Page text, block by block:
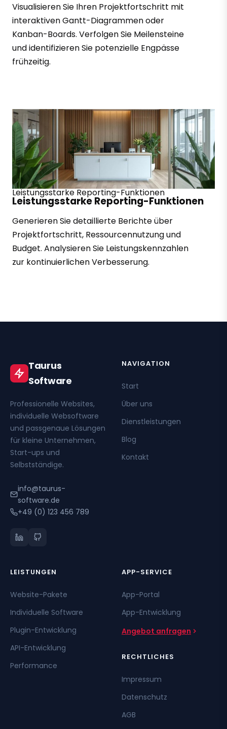
Visualisieren Sie Ihren Projektfortschritt mit
interaktiven Gantt-Diagrammen oder
Kanban-Boards. Verfolgen Sie Meilensteine
und identifizieren Sie potenzielle Engpässe
frühzeitig.
Leistungsstarke Reporting-Funktionen
Leistungsstarke Reporting-Funktionen
Generieren Sie detaillierte Berichte über
Projektfortschritt, Ressourcennutzung und
Budget. Analysieren Sie Leistungskennzahlen
zur kontinuierlichen Verbesserung.
Taurus
Software
Professionelle Websites,
individuelle Websoftware
und passgenaue Lösungen
für kleine Unternehmen,
Start-ups und
Selbstständige.
info@taurus-
software.de
+49 (0) 123 456 789
NAVIGATION
Start
Über uns
Dienstleistungen
Blog
Kontakt
LEISTUNGEN
Website-Pakete
Individuelle Software
Plugin-Entwicklung
API-Entwicklung
Performance
APP-SERVICE
App-Portal
App-Entwicklung
Angebot anfragen
RECHTLICHES
Impressum
Datenschutz
AGB